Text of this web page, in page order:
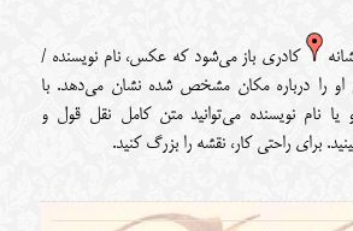
کادری باز می‌شود که عکس، نام نویسنده /
را درباره مکان مشخص شده نشان می‌دهد. با
نام نویسنده می‌توانید متن کامل نقل قول و
برای راحتی کار، نقشه را بزرگ کنید.